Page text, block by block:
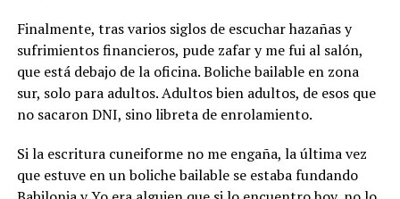
Finalmente, tras varios siglos de escuchar hazañas y
sufrimientos financieros, pude zafar y me fui al salón,
que está debajo de la oficina. Boliche bailable en zona
sur, solo para adultos. Adultos bien adultos, de esos que
no sacaron DNI, sino libreta de enrolamiento.
Si la escritura cuneiforme no me engaña, la última vez
que estuve en un boliche bailable se estaba fundando